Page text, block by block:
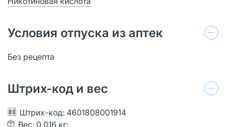
Условия отпуска из аптек
Без рецепта
Штрих-код и вес
Штрих-код: 4601808001914
Вес: 0.016 кг;